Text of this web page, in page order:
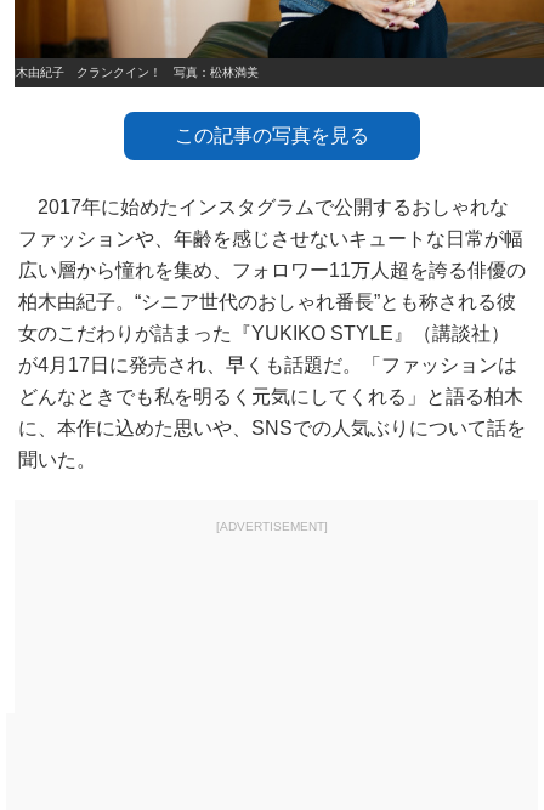
柏木由紀子 クランクイン！ 写真：松林満美
この記事の写真を見る
2017年に始めたインスタグラムで公開するおしゃれな
ファッションや、年齢を感じさせないキュートな日常が幅
広い層から憧れを集め、フォロワー11万人超を誇る俳優の
柏木由紀子。“シニア世代のおしゃれ番長”とも称される彼
女のこだわりが詰まった『YUKIKO STYLE』（講談社）
が4月17日に発売され、早くも話題だ。「ファッションは
どんなときでも私を明るく元気にしてくれる」と語る柏木
に、本作に込めた思いや、SNSでの人気ぶりについて話を
聞いた。
[ADVERTISEMENT]